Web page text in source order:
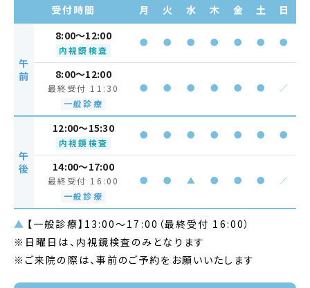
受付時間 月 火 水 木 金 土 日
午
前
8:00～12:00
内視鏡検査
● ● ● ● ● ● ●
8:00～12:00
最終受付 11:30
一般診療
● ● ● ● ● ● ／
午
後
12:00～15:30
内視鏡検査
● ● ● ● ● ● ●
14:00～17:00
最終受付 16:00
一般診療
● ● ▲ ● ● ● ／
▲ 【一般診療】13:00～17:00（最終受付 16:00）
※日曜日は、内視鏡検査のみとなります
※ご来院の際は、事前のご予約をお願いいたします